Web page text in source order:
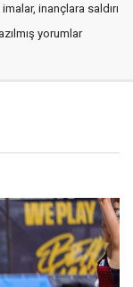
inançlara saldırı
yorumlar